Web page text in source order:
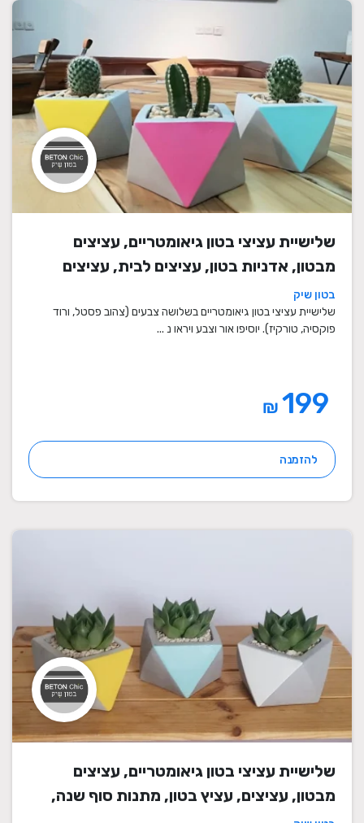
שלישיית עציצי בטון גיאומטריים, עציצים
מבטון, אדניות בטון, עציצים לבית, עציצים
מיוחדים, עציצים מעוצבים, עציצי מתנה,
מתנות לחגים
בטון שיק
שלישיית עציצי בטון גיאומטריים בשלושה צבעים (צהוב פסטל, ורוד
פוקסיה, טורקיז). יוסיפו אור וצבע ויראו נ ...
₪
להזמנה
שלישיית עציצי בטון גיאומטריים, עציצים
מבטון, עציצים, עציץ בטון, מתנות סוף שנה,